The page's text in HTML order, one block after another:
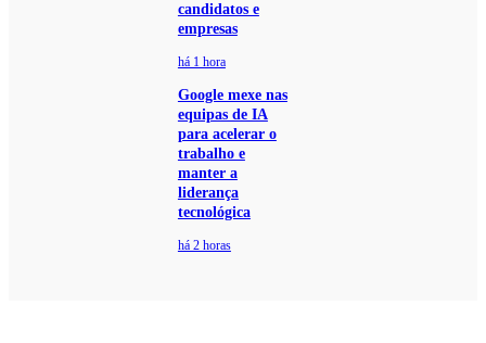
candidatos e
empresas
há 1 hora
Google mexe nas
equipas de IA
para acelerar o
trabalho e
manter a
liderança
tecnológica
há 2 horas